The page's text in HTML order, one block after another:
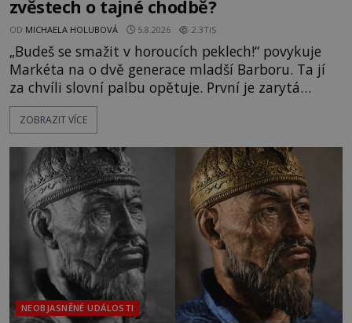
zvěstech o tajné chodbě?
OD MICHAELA HOLUBOVÁ 5.8.2026 2.3TIS
„Budeš se smažit v horoucích peklech!“ povykuje
Markéta na o dvě generace mladší Barboru. Ta jí
za chvíli slovní palbu opětuje. První je zarytá
katolička, druhá přesvědčená kališnice. A každá z
nich se usídlí na jedné z věží slavného hradu
mezi vůdce protihusitského boje. Za manželku má
skutečně jistou
ZOBRAZIT VÍCE
NEOBJASNĚNÉ UDÁLOSTI